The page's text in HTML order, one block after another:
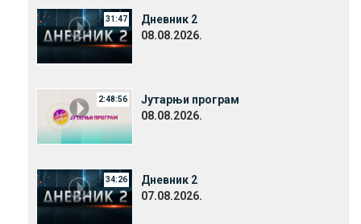
31:47
Дневник 2
08.08.2026.
2:48:56
Јутарњи програм
08.08.2026.
34:26
Дневник 2
07.08.2026.